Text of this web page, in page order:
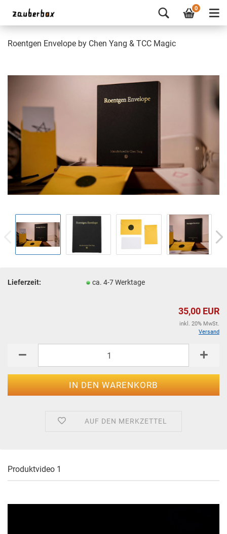
0
Roentgen Envelope by Chen Yang & TCC Magic
Lieferzeit: ca. 4-7 Werktage
35,00 EUR
inkl. 20% MwSt.
Versand
AUF DEN MERKZETTEL
Produktvideo 1